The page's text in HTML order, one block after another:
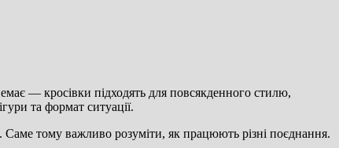
— кросівки підходять для повсякденного стилю,
та формат ситуації.
тому важливо розуміти, як працюють різні поєднання.